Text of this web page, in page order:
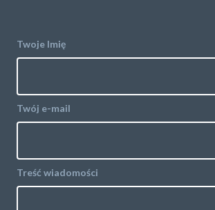
Twoje Imię
Twój e-mail
Treść wiadomości